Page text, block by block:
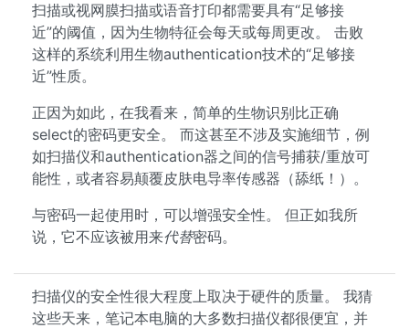
扫描或视网膜扫描或语音打印都需要具有“足够接
近”的阈值，因为生物特征会每天或每周更改。 击败
这样的系统利用生物authentication技术的“足够接
近”性质。
正因为如此，在我看来，简单的生物识别比正确
select的密码更安全。 而这甚至不涉及实施细节，例
如扫描仪和authentication器之间的信号捕获/重放可
能性，或者容易颠覆皮肤电导率传感器（舔纸！）。
与密码一起使用时，可以增强安全性。 但正如我所
说，它不应该被用来代替密码。
扫描仪的安全性很大程度上取决于硬件的质量。 我猜
这些天来，笔记本电脑的大多数扫描仪都很便宜，并